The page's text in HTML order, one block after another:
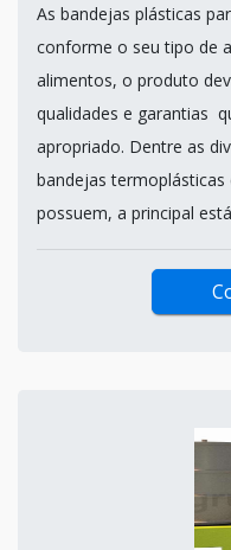
As bandejas plásticas
conforme o seu tipo de
alimentos, o produto
qualidades e garantias
apropriado. Dentre as
bandejas
possuem, a principal